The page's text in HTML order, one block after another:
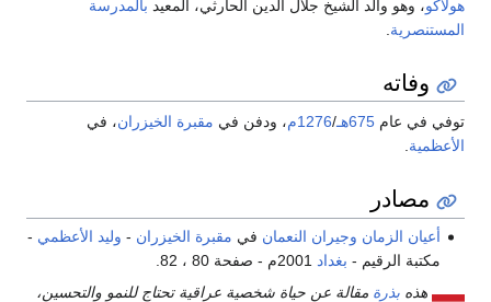
هولاكو، وهو والد الشيخ جلال الدين الحارثي، المعيد بالمدرسة
المستنصرية
وفاته
توفي في عام 675هـ /1276م ، ودفن في مقبرة الخيزران، في
الأعظمية.
مصادر
أعيان الزمان وجيران النعمان في مقبرة الخيزران - وليد الأعظمي -
مكتبة الرقيم - بغداد
هذه بذرة مقالة عن حياة شخصية عراقية تحتاج للنمو والتحسين،